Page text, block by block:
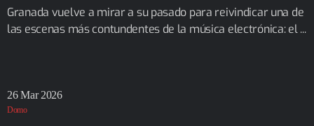
Granada vuelve a mirar a su pasado para reivindicar una de
las escenas más contundentes de la música electrónica: el ...
26 Mar 2026
Domo